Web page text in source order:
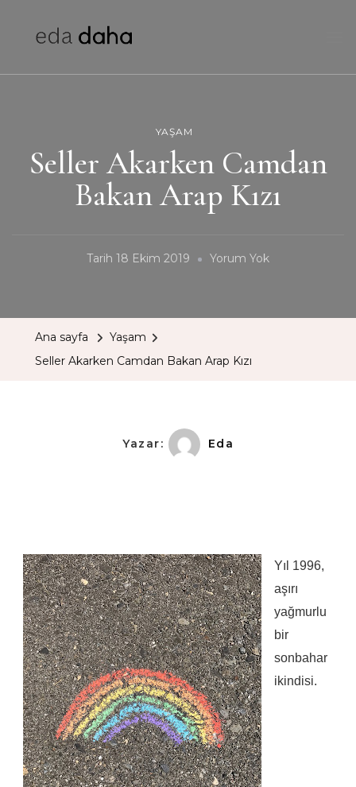
edadaha
YAŞAM
Seller Akarken Camdan
Bakan Arap Kızı
Tarih 18 Ekim 2019 Yorum YokSeller
Ana sayfa
Yaşam
Seller Akarken Camdan Bakan Arap Kızı
Yazar: Eda
Yıl 1996,
aşırı
yağmurlu
bir
sonbahar
ikindisi.